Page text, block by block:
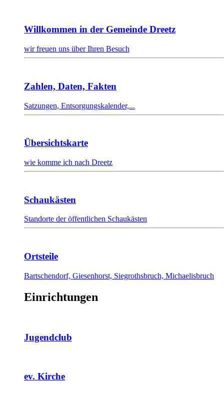
Willkommen in der Gemeinde Dreetz
wir freuen uns über Ihren Besuch
Zahlen, Daten, Fakten
Satzungen, Entsorgungskalender,...
Übersichtskarte
wie komme ich nach Dreetz
Schaukästen
Standorte der öffentlichen Schaukästen
Ortsteile
Bartschendorf, Giesenhorst, Siegrothsbruch, Michaelisbruch
Einrichtungen
Jugendclub
ev. Kirche